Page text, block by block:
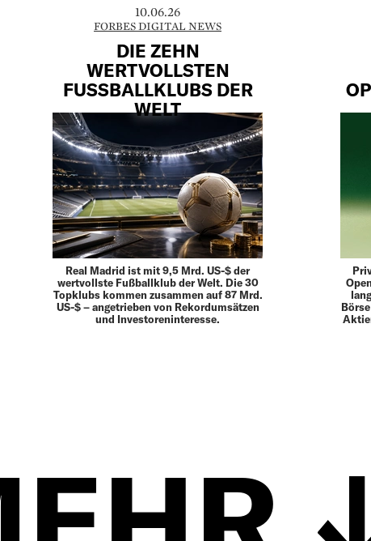
10.06.26
FORBES DIGITAL NEWS
DIE ZEHN
WERTVOLLSTEN
FUSSBALLKLUBS DER W
ELT
Real Madrid ist mit 9,5 Mrd. US-$ der
wertvollste Fußballklub der Welt. Die 30
Topklubs kommen zusammen auf 87 Mrd.
US-$ – angetrieben von Rekordumsätzen
und Investoreninteresse.